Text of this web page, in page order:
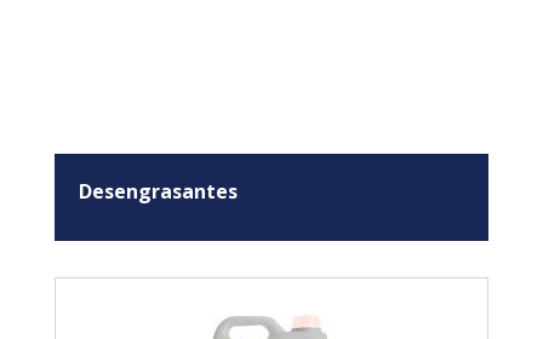
Desengrasantes